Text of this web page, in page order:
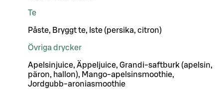
Te
Påste, Bryggt te, Iste (persika, citron)
Övriga drycker
Apelsinjuice, Äppeljuice, Grandi-saftburk (apelsin,
päron, hallon), Mango-apelsinsmoothie,
Jordgubb-aroniasmoothie